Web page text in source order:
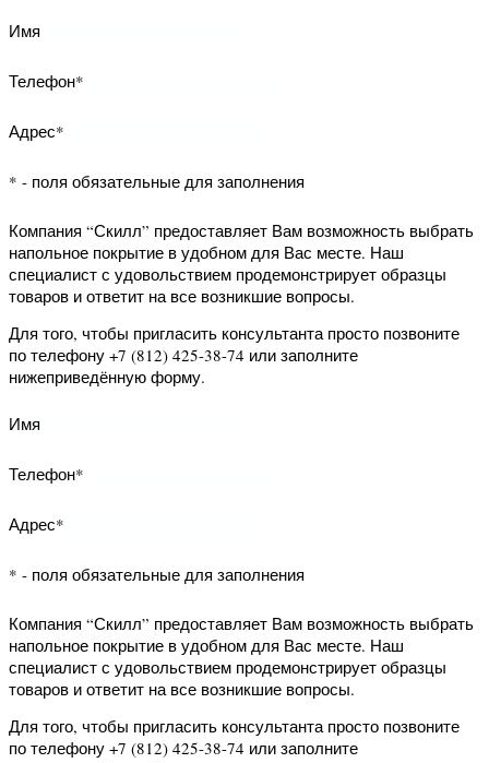
Имя
Адрес*
* - поля обязательные для заполнения
Компания “Скилл” предоставляет Вам
возможность запросить данный
образец на дом. Наш специалист с
образцец товара и ответит на все
Для того, чтобы запросить образец
(812) 425-38-74 или заполните
нижеприведённую форму.
Имя
Телефон*